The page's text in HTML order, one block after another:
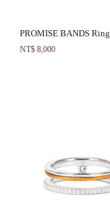
PROMISE BANDS Ring
NT$ 8,000